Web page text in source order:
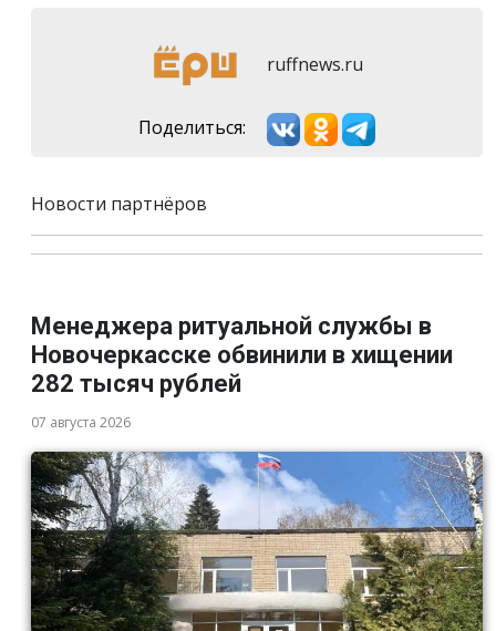
ruffnews.ru
Поделиться:
Новости партнёров
Менеджера ритуальной службы в
Новочеркасске обвинили в хищении
282 тысяч рублей
07 августа 2026